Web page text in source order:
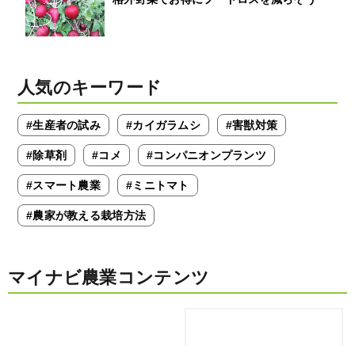
人気のキーワード
#生産者の試み #カイガラムシ #害獣対策
#除草剤 #コメ #コンパニオンプランツ
#スマート農業 #ミニトマト
#農家が教える栽培方法
マイナビ農業コンテンツ